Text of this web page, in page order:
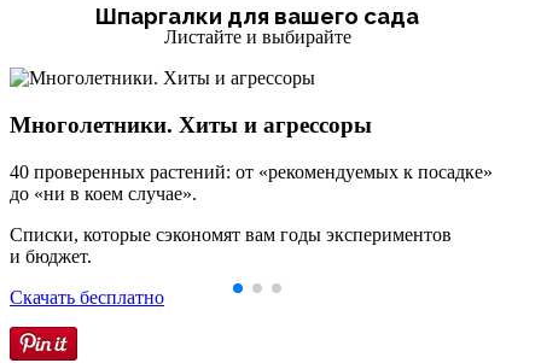
Шпаргалки для вашего сада
Листайте и выбирайте
Многолетники. Хиты и агрессоры
40 проверенных растений: от «рекомендуемых к посадке»
до «ни в коем случае».
Списки, которые сэкономят вам годы экспериментов
и бюджет.
Скачать бесплатно